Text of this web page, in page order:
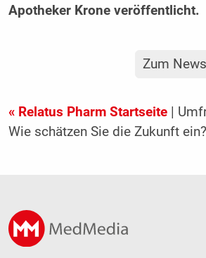
Apotheker Krone veröffentlicht.
Zum
« Relatus Pharm Startseite|
Wie schätzen Sie die Zukunft ein?